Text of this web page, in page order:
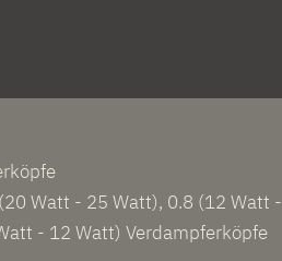
Watt - 25 Watt), 0.8 (12 Watt -
- 12 Watt) Verdampferköpfe